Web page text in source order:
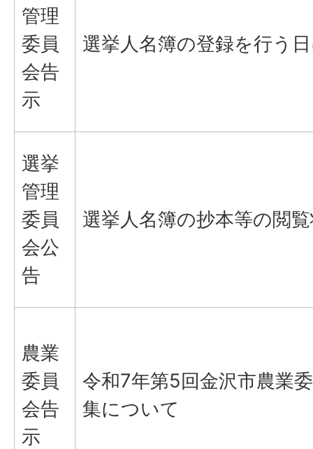
管理
委員
会告
示
選挙人名簿の登録を行う
選挙
管理
委員
会公
告
選挙人名簿の抄本等の閲
農業
委員
会告
示
令和7年第5回金沢市農業
集について